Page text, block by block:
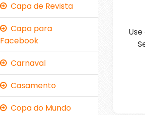
Capa de Revista
Capa para
Facebook
Carnaval
Casamento
Copa do Mundo